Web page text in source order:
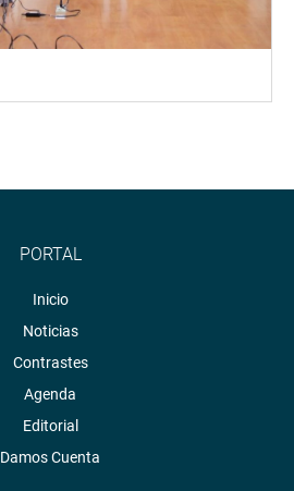
PORTAL
Inicio
Noticias
Contrastes
Agenda
Editorial
Damos Cuenta